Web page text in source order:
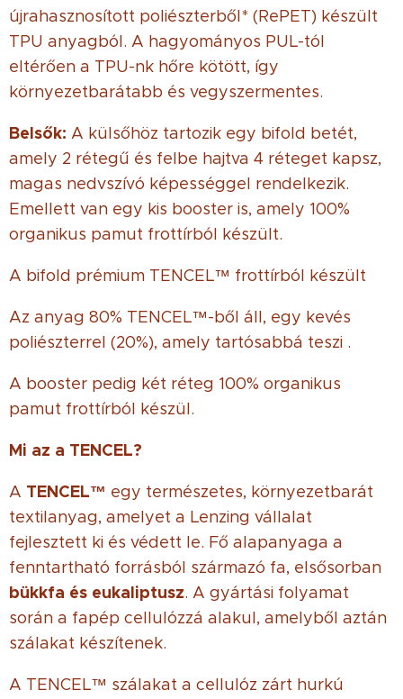
újrahasznosított poliészterből* (RePET) készült
TPU anyagból. A hagyományos PUL-tól
eltérően a TPU-nk hőre kötött, így
környezetbarátabb és vegyszermentes.
Belsők: A külsőhöz tartozik egy bifold betét,
amely 2 rétegű és felbe hajtva 4 réteget kapsz,
magas nedvszívó képességgel rendelkezik.
Emellett van egy kis booster is, amely 100%
organikus pamut frottírból készült.
A bifold prémium TENCEL™ frottírból készült
Az anyag 80% TENCEL™-ből áll, egy kevés
poliészterrel (20%), amely tartósabbá teszi .
A booster pedig két réteg 100% organikus
pamut frottírból készül.
Mi az a TENCEL?
A TENCEL™ egy természetes, környezetbarát
textilanyag, amelyet a Lenzing vállalat
fejlesztett ki és védett le. Fő alapanyaga a
fenntartható forrásból származó fa, elsősorban
bükkfa és eukaliptusz. A gyártási folyamat
során a fapép cellulózzá alakul, amelyből aztán
szálakat készítenek.
A TENCEL™ szálakat a cellulóz zárt hurkú